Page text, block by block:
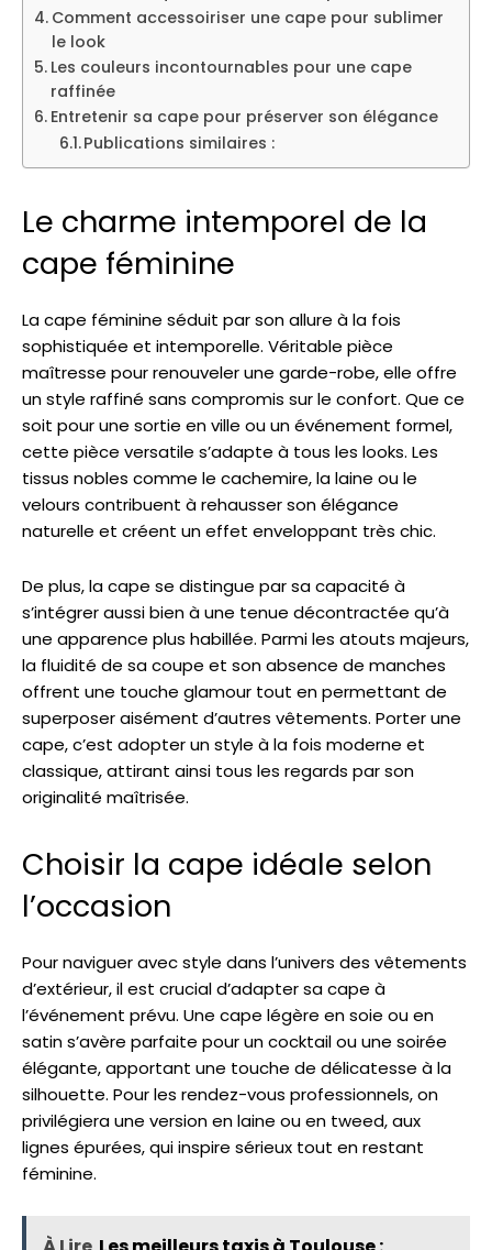
Comment accessoiriser une cape pour sublimer
le look
Les couleurs incontournables pour une cape
raffinée
Entretenir sa cape pour préserver son élégance
Publications similaires :
Le charme intemporel de la
cape féminine
La cape féminine séduit par son allure à la fois
sophistiquée et intemporelle. Véritable pièce
maîtresse pour renouveler une garde-robe, elle offre
un style raffiné sans compromis sur le confort. Que ce
soit pour une sortie en ville ou un événement formel,
cette pièce versatile s’adapte à tous les looks. Les
tissus nobles comme le cachemire, la laine ou le
velours contribuent à rehausser son élégance
naturelle et créent un effet enveloppant très chic.
De plus, la cape se distingue par sa capacité à
s’intégrer aussi bien à une tenue décontractée qu’à
une apparence plus habillée. Parmi les atouts majeurs,
la fluidité de sa coupe et son absence de manches
offrent une touche glamour tout en permettant de
superposer aisément d’autres vêtements. Porter une
cape, c’est adopter un style à la fois moderne et
classique, attirant ainsi tous les regards par son
originalité maîtrisée.
Choisir la cape idéale selon
l’occasion
Pour naviguer avec style dans l’univers des vêtements
d’extérieur, il est crucial d’adapter sa cape à
l’événement prévu. Une cape légère en soie ou en
satin s’avère parfaite pour un cocktail ou une soirée
élégante, apportant une touche de délicatesse à la
silhouette. Pour les rendez-vous professionnels, on
privilégiera une version en laine ou en tweed, aux
lignes épurées, qui inspire sérieux tout en restant
féminine.